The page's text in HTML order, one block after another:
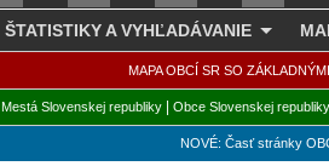
ŠTATISTIKY A VYHĽADÁVANIE
MAPA OBCÍ SR SO
Mestá Slovenskej republiky| Obce Slovenskej republiky
NOVÉ: Časť stránky